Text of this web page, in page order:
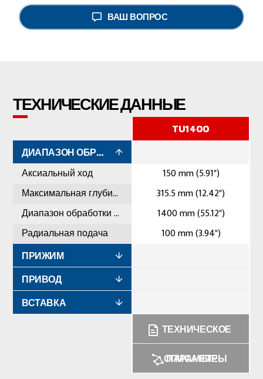
ВАШ ВОПРОС
ТЕХНИЧЕСКИЕ ДАННЫЕ
ДИАПАЗОН ОБРАБОТКИ
Аксиальный ход
Максимальная глубина
Диапазон обработки максимальный
Радиальная подача
ПРИЖИМ
ПРИВОД
ВСТАВКА
TU1400
150 mm (5.91")
315.5 mm (12.42")
1400 mm (55.12")
100 mm (3.94")
ТЕХНИЧЕСКОЕ
ОПИСАНИЕ
ПАРАМЕТРЫ